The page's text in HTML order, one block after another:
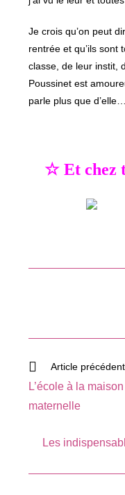
Je crois qu’on peut
rentrée et qu’ils sont
classe, de leur instit,
Poussinet est
parle plus que d’elle…
☆ Et chez
Read
articles
Article précédent
L’école à la
maternelle
Les